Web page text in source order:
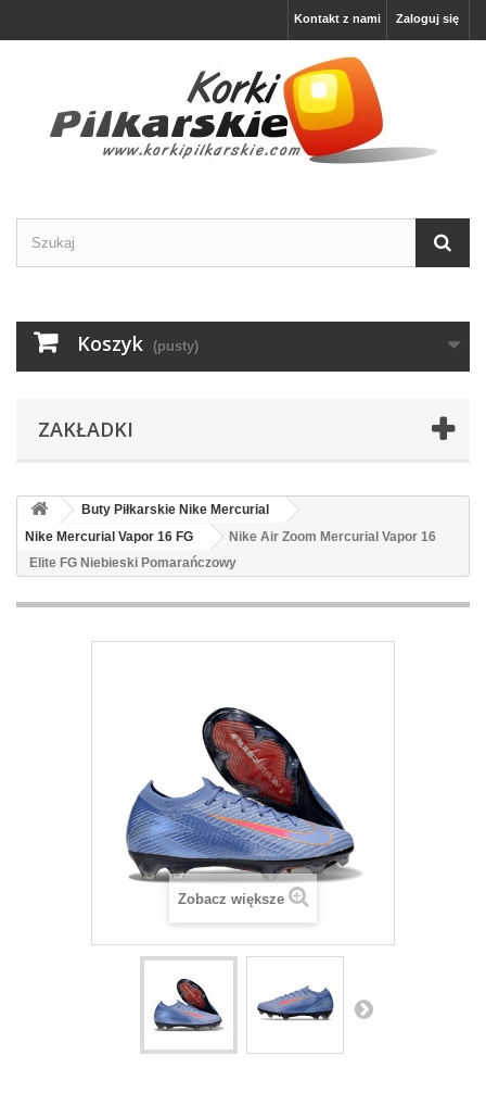
Zaloguj się
Kontakt z nami
Koszyk (pusty)
ZAKŁADKI
Buty Piłkarskie Nike Mercurial
Nike Mercurial Vapor 16 FG
Nike Air Zoom Mercurial Vapor 16
Elite FG Niebieski Pomarańczowy
Zobacz większe